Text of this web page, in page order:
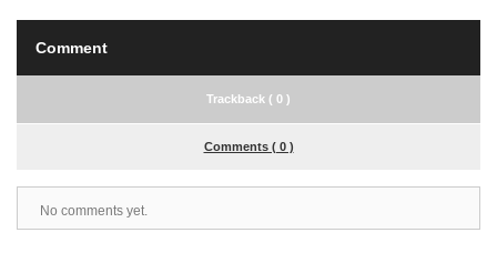
Comment
Trackback ( 0 )
Comments ( 0 )
No comments yet.